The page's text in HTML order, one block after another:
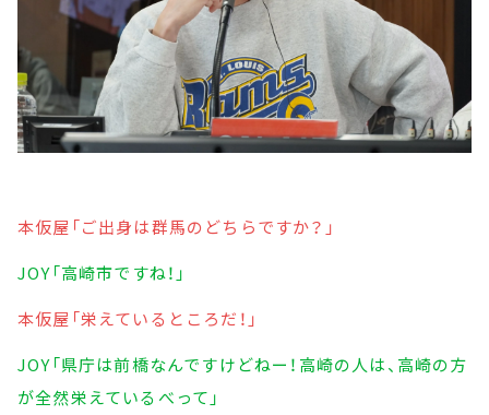
本仮屋「ご出身は群馬のどちらですか？」
JOY「高崎市ですね！」
本仮屋「栄えているところだ！」
JOY「県庁は前橋なんですけどねー！高崎の人は、高崎の方
が全然栄えているべって」